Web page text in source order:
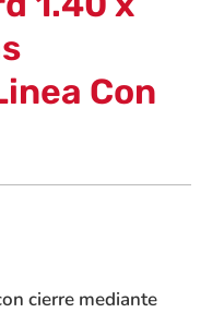
Con
cierre mediante